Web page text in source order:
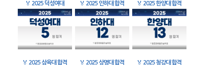
🏅 2025 덕성여대 🏅 2025 인하대 합격 🏅 2025 한양대 합격
🏅 2025 삼육대 합격 🏅 2025 상명대 합격 🏅 2025 청강대 합격